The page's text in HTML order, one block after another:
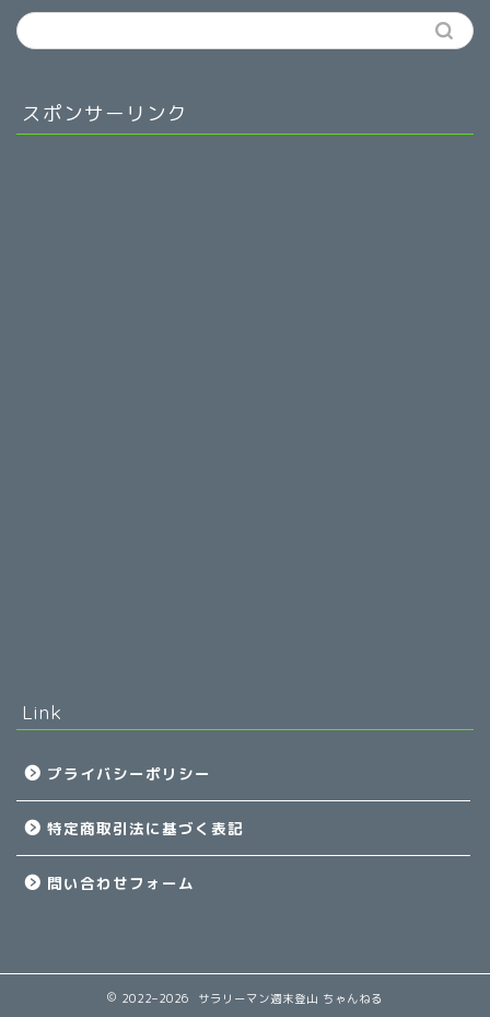
スポンサーリンク
Link
プライバシーポリシー
特定商取引法に基づく表記
問い合わせフォーム
2022–2026 サラリーマン週末登山 ちゃんねる